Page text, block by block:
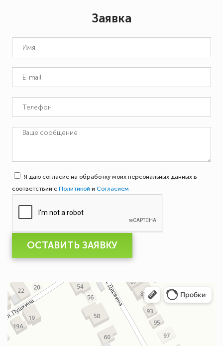
Заявка
Я даю согласие на обработку моих персональных данных в
соответствии с Политикой и Согласием
ОСТАВИТЬ ЗАЯВКУ